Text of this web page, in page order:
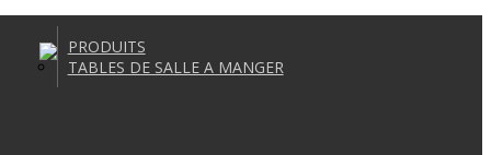
PRODUITS
TABLES DE SALLE A MANGER